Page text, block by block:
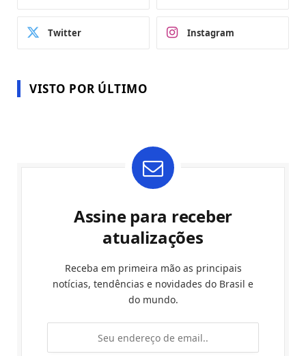
Twitter Instagram
VISTO POR ÚLTIMO
Assine para receber
atualizações
Receba em primeira mão as principais
notícias, tendências e novidades do Brasil e
do mundo.